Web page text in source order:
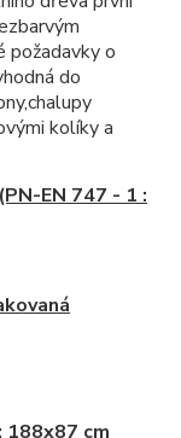
požadavky o
do
kolíky a
EN 747 - 1 :
188x87 cm